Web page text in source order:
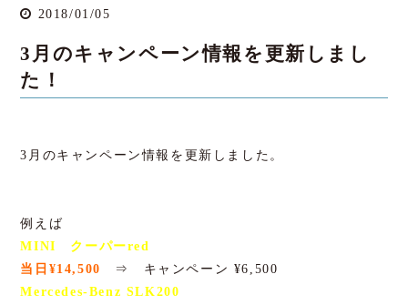
2018/01/05
3月のキャンペーン情報を更新しまし
た！
3月のキャンペーン情報を更新しました。
例えば
MINI クーパーred
当日¥14,500
⇒ キャンペーン ¥6,500
Mercedes-Benz SLK200